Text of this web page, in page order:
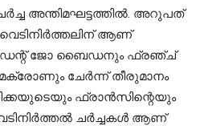
അന്തിമഘട്ടത്തില്‍. അറുപത്
വെടിനിര്‍ത്തലിന് ആണ്
ജോ ബൈഡനും ഫ്രഞ്ച്
ചേര്‍ന്ന് തീരുമാനം
ഫ്രാന്‍സിന്റെയും
ചര്‍ച്ചകള്‍ ആണ്